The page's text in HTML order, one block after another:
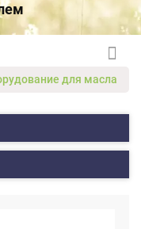
для масла